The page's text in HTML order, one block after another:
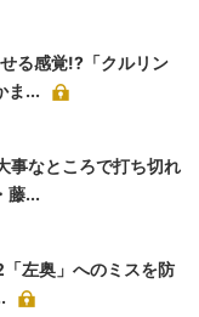
る感覚!?「クルリン
ま...
事なところで打ち切れ
藤...
「左奥」へのミスを防